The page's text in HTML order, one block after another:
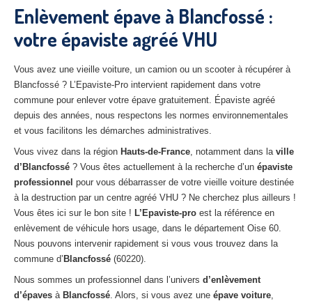
10– Aube
– Aisne
Tousles secteurs
VHU AGRÉE
Centreagréé VHU Paris 75 : casse auto avec destruction
Centreagréé VHU 77 : casse auto avec destruction
Centre agréé VHU 78 : casse auto avec destruction
Centreagréé VHU 91 : casse auto avec destruction
Centreagréé VHU 92 : casse auto avec destruction
Centreagréé VHU 93 : casse auto avec destruction
Enlèvement épave à Blancfossé :
votre épaviste agréé VHU
Vous avez une vieille voiture, un camion ou un scooter à récupérer à
Blancfossé ? L’Epaviste-Pro intervient rapidement dans votre
commune pour enlever votre épave gratuitement. Épaviste agréé
depuis des années, nous respectons les normes environnementales
et vous facilitons les démarches administratives.
Vous vivez dans la région Hauts-de-France, notamment dans la ville
d’Blancfossé ? Vous êtes actuellement à la recherche d’un épaviste
professionnel pour vous débarrasser de votre vieille voiture destinée
à la destruction par un centre agréé VHU ? Ne cherchez plus ailleurs !
Vous êtes ici sur le bon site ! L’Epaviste-pro est la référence en
enlèvement de véhicule hors usage, dans le département Oise 60.
Nous pouvons intervenir rapidement si vous vous trouvez dans la
commune d’ Blancfossé (60220).
Nous sommes un professionnel dans l’univers d’enlèvement
d’épaves à Blancfossé. Alors, si vous avez une épave voiture,